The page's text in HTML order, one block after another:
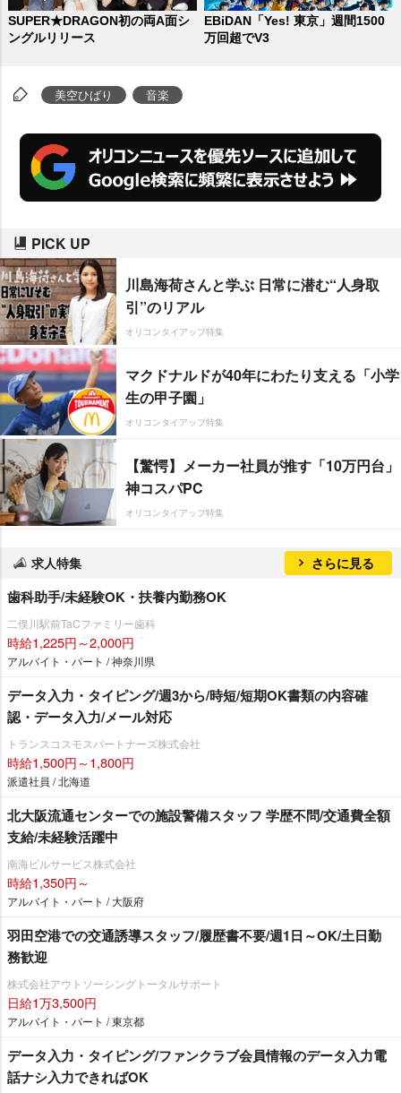
SUPER★DRAGON初の両A面シ
ングルリリース
EBiDAN「Yes! 東京」週間1500
万回超でV3
美空ひばり 音楽
PICK UP
川島海荷さんと学ぶ 日常に潜む“人身取
引”のリアル
オリコンタイアップ特集
マクドナルドが40年にわたり支える「小学
生の甲子園」
オリコンタイアップ特集
【驚愕】メーカー社員が推す「10万円台」
神コスパPC
オリコンタイアップ特集
求人特集 さらに見る
歯科助手/未経験OK・扶養内勤務OK
二俣川駅前TaCファミリー歯科
時給1,225円～2,000円
アルバイト・パート / 神奈川県
データ入力・タイピング/週3から/時短/短期OK書類の内容確
認・データ入力/メール対応
トランスコスモスパートナーズ株式会社
時給1,500円～1,800円
派遣社員 / 北海道
北大阪流通センターでの施設警備スタッフ 学歴不問/交通費全額
支給/未経験活躍中
南海ビルサービス株式会社
時給1,350円～
アルバイト・パート / 大阪府
羽田空港での交通誘導スタッフ/履歴書不要/週1日～OK/土日勤
務歓迎
株式会社アウトソーシングトータルサポート
日給1万3,500円
アルバイト・パート / 東京都
データ入力・タイピング/ファンクラブ会員情報のデータ入力電
話ナシ入力できればOK